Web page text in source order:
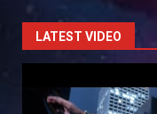
LATEST VIDEO